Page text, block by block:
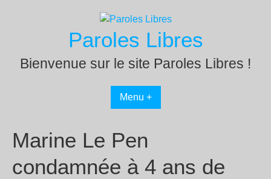
Paroles Libres
Bienvenue sur le site Paroles Libres !
Menu +
Marine Le Pen
condamnée à 4 ans de